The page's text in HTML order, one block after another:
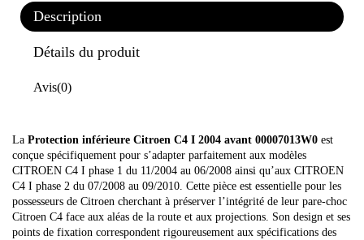
Description
Détails du produit
Avis(0)
La Protection inférieure Citroen C4 I 2004 avant 00007013W0 est
conçue spécifiquement pour s’adapter parfaitement aux modèles
CITROEN C4 I phase 1 du 11/2004 au 06/2008 ainsi qu’aux CITROEN
C4 I phase 2 du 07/2008 au 09/2010. Cette pièce est essentielle pour les
possesseurs de Citroen cherchant à préserver l’intégrité de leur pare-choc
Citroen C4 face aux aléas de la route et aux projections. Son design et ses
points de fixation correspondent rigoureusement aux spécifications des